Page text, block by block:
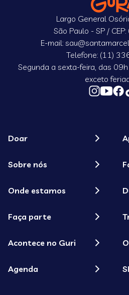
Largo General
São Paulo - SP /
E-mail:
Telefone: (11)
Segunda a sexta-feira, das
exceto
Doar
Sobre nós
Onde estamos
Faça parte
Acontece no Guri
Agenda